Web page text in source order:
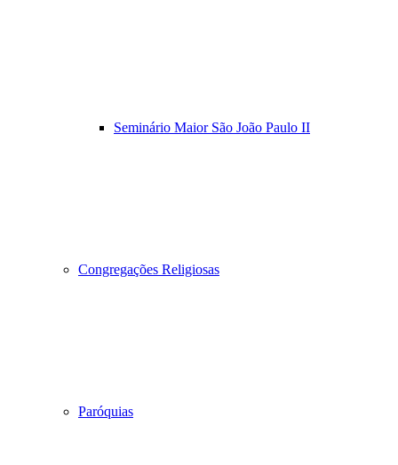
Seminário Maior São João Paulo II
Congregações Religiosas
Paróquias